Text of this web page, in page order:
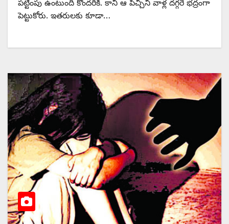
పట్టింపు ఉంటుంది కొందరికి. కానీ ఆ పిచ్చిని వాళ్ల దగ్గరే భద్రంగా
పెట్టుకోరు. ఇతరులకు కూడా…